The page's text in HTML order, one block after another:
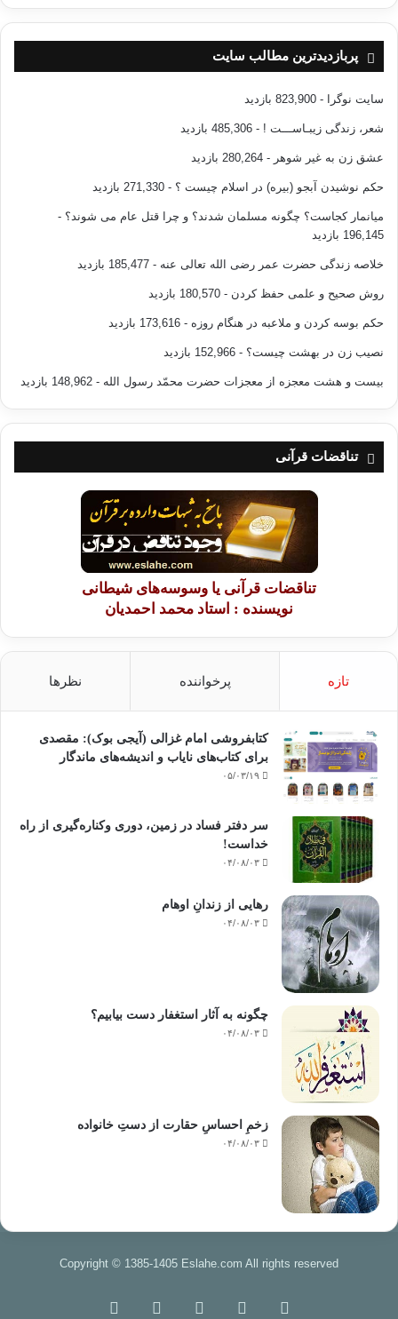
پربازدیدترین مطالب سایت
سایت نوگرا - 823,900 بازدید
شعر، زندگی زیبـاســـت ! - 485,306 بازدید
عشق زن به غیر شوهر - 280,264 بازدید
حکم نوشیدن آبجو (بیره) در اسلام چیست ؟ - 271,330 بازدید
میانمار کجاست؟ چگونه مسلمان شدند؟ و چرا قتل عام می شوند؟ -
196,145 بازدید
خلاصه زندگی حضرت عمر رضی الله تعالی عنه - 185,477 بازدید
روش صحیح و علمی حفظ کردن - 180,570 بازدید
حکم بوسه کردن و ملاعبه در هنگام روزه - 173,616 بازدید
نصیب زن در بهشت چیست؟ - 152,966 بازدید
بیست و هشت معجزه از معجزات حضرت محمّد رسول الله - 148,962 بازدید
تناقضات قرآنی
تناقضات قرآنی یا وسوسه‌های شیطانی
نویسنده : استاد محمد احمدیان
تازه پرخواننده نظرها
کتابفروشی امام غزالی (آیجی بوک): مقصدی
برای کتاب‌های نایاب و اندیشه‌های ماندگار
۰۵/۰۳/۱۹
سر دفتر فساد در زمین‌، دوری وکناره‌گیری از راه
خداست‌!
۰۴/۰۸/۰۳
رهایی از زندانِ اوهام
۰۴/۰۸/۰۳
چگونه به آثار استغفار دست بیابیم؟
۰۴/۰۸/۰۳
زخمِ احساسِ حقارت از دستِ خانواده
۰۴/۰۸/۰۳
Copyright © 1385-1405 Eslahe.com All rights reserved
خوراک اینستاگرام